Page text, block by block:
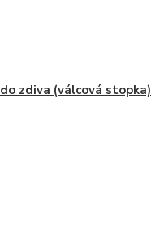
do zdiva (válcová stopka)